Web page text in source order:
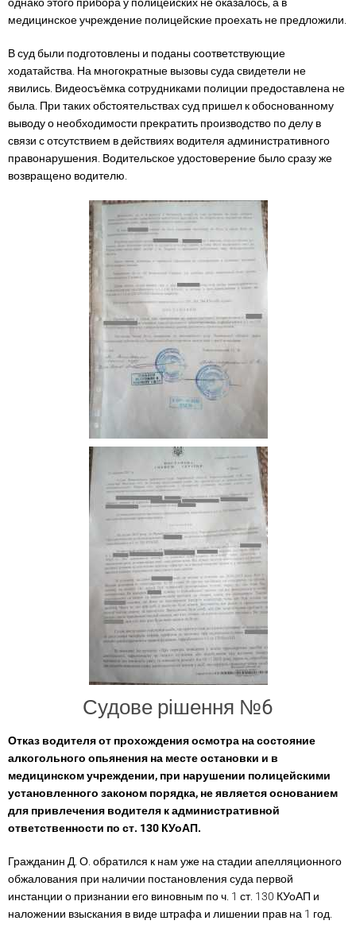
медицинское учреждение полицейские проехать не предложили.
В суд были подготовлены и поданы соответствующие
ходатайства. На многократные вызовы суда свидетели не
явились. Видеосъёмка сотрудниками полиции предоставлена не
была. При таких обстоятельствах суд пришел к обоснованному
выводу о необходимости прекратить производство по делу в
связи с отсутствием в действиях водителя административного
правонарушения. Водительское удостоверение было сразу же
возвращено водителю.
Судове рішення №6
Отказ водителя от прохождения осмотра на состояние
алкогольного опьянения на месте остановки и в
медицинском учреждении, при нарушении полицейскими
установленного законом порядка, не является основанием
для привлечения водителя к административной
ответственности по ст. 130 КУоАП.
Гражданин Д. О. обратился к нам уже на стадии апелляционного
обжалования при наличии постановления суда первой
инстанции о признании его виновным по ч. 1 ст. 130 КУоАП и
наложении взыскания в виде штрафа и лишении прав на 1 год.